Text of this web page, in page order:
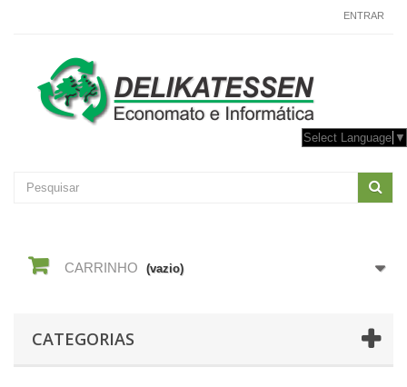
ENTRAR
Select Language ▼
CARRINHO (vazio)
CATEGORIAS